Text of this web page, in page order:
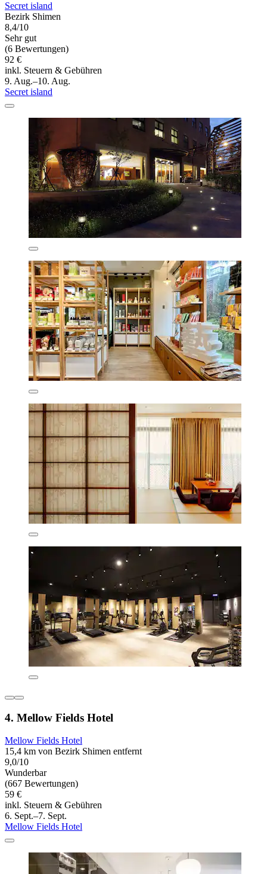
Secret island
Bezirk Shimen
8,4/10
Sehr gut
(6 Bewertungen)
92 €
inkl. Steuern & Gebühren
9. Aug.–10. Aug.
Secret island
4. Mellow Fields Hotel
Mellow Fields Hotel
15,4 km von Bezirk Shimen entfernt
9,0/10
Wunderbar
(667 Bewertungen)
59 €
inkl. Steuern & Gebühren
6. Sept.–7. Sept.
Mellow Fields Hotel